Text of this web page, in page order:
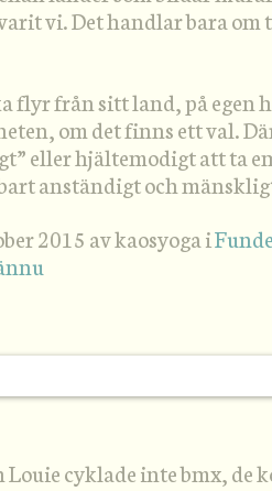
vi. Det handlar bara
flyr från sitt land, på egen
om det finns ett val.
eller hjältemodigt att ta
anständigt och
2015 av kaosyoga i
cyklade inte bmx, de